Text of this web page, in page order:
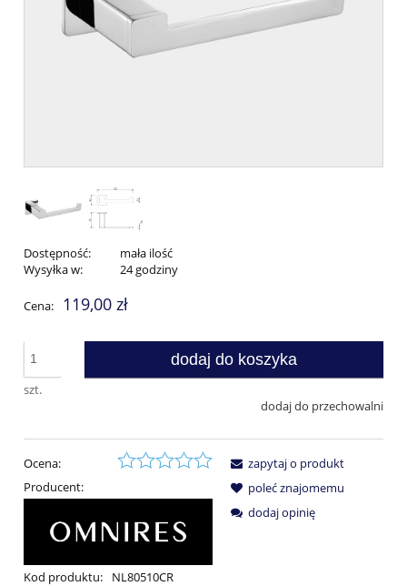
Dostępność:
mała ilość
Wysyłka w:
24 godziny
Cena: 119,00 zł
szt.
dodaj do koszyka
dodaj do przechowalni
Ocena:
Producent:
Kod produktu: NL80510CR
zapytaj o produkt
poleć znajomemu
dodaj opinię